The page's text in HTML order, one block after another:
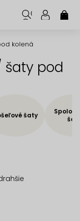
kolená
pod
šaty